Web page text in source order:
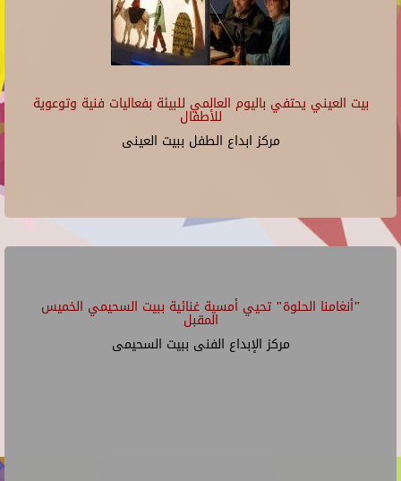
بيت العيني يحتفي باليوم العالمي للبيئة بفعاليات فنية وتوعوية
للأطفال
مركز ابداع الطفل ببيت العينى
"أنغامنا الحلوة" تحيي أمسية غنائية ببيت السحيمي الخميس
المقبل
مركز الإبداع الفنى ببيت السحيمى